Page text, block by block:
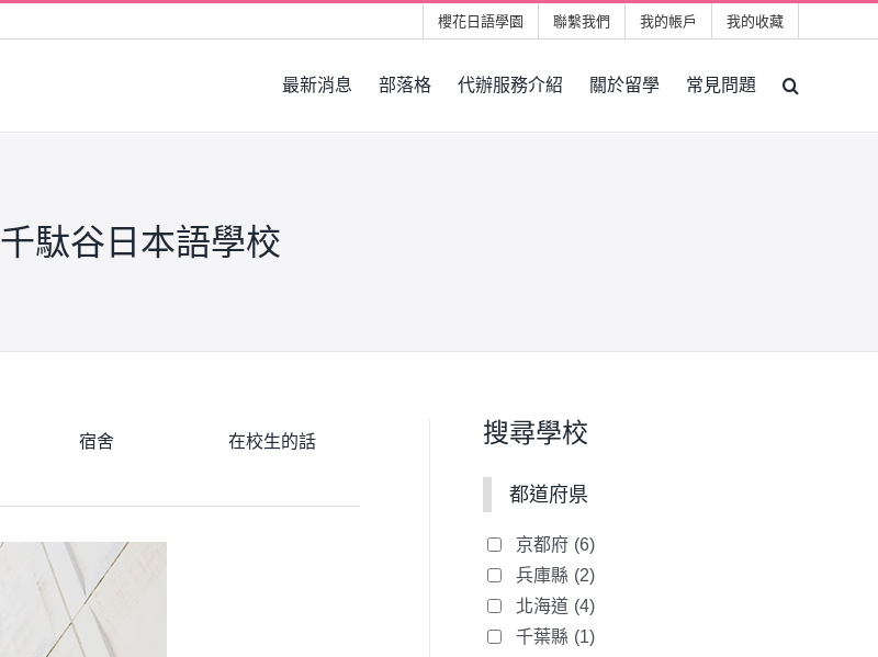
櫻花日語學園 聯繫我們 我的帳戶 我的收藏
最新消息 部落格 代辦服務介紹 關於留學 常見問題
千駄谷日本語學校
宿舍 在校生的話 搜尋學校
都道府県
京都府 (6)
兵庫縣 (2)
北海道 (4)
千葉縣 (1)